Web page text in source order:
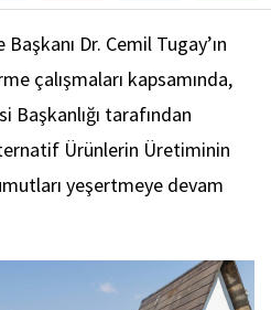
Dr. Cemil Tugay’ın
çalışmaları kapsamında,
Başkanlığı tarafından
Ürünlerin Üretiminin
yeşertmeye devam